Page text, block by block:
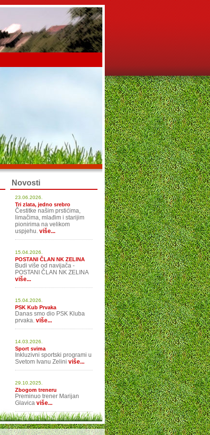
Novosti
23.06.2026.
Tri zlata, jedno srebro
Čestitke našim prstićima,
limačima, mlađim i starijim
pionirima na velikom
uspjehu. više...
15.04.2026.
POSTANI ČLAN NK ZELINA
Budi više od navijača -
POSTANI ČLAN NK ZELINA
više...
15.04.2026.
PSK Kub Prvaka
Danas smo dio PSK Kluba
prvaka. više...
14.03.2026.
Sport svima
Inkluzivni sportski programi u
Svetom Ivanu Zelini više...
29.10.2025.
Zbogom treneru
Preminuo trener Marijan
Glavica više...